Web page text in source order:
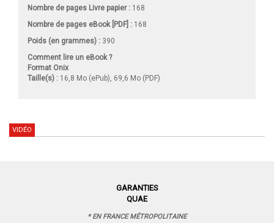
Nombre de pages Livre papier: 168
Nombre de pages eBook [PDF] : 168
Poids (en grammes) : 390
Comment lire un eBook ?
Format Onix
Taille(s) : 16,8 Mo (ePub), 69,6 Mo (PDF)
VIDÉO
GARANTIES
QUAE
* EN FRANCE MÉTROPOLITAINE